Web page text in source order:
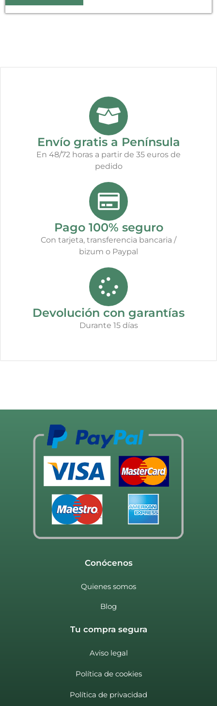
Envío gratis a Península
En 48/72 horas a partir de 35 euros de
pedido
Pago 100% seguro
Con tarjeta, transferencia bancaria /
bizum o Paypal
Devolución con garantías
Durante 15 días
Conócenos
Quienes somos
Blog
Tu compra segura
Aviso legal
Política de cookies
Política de privacidad